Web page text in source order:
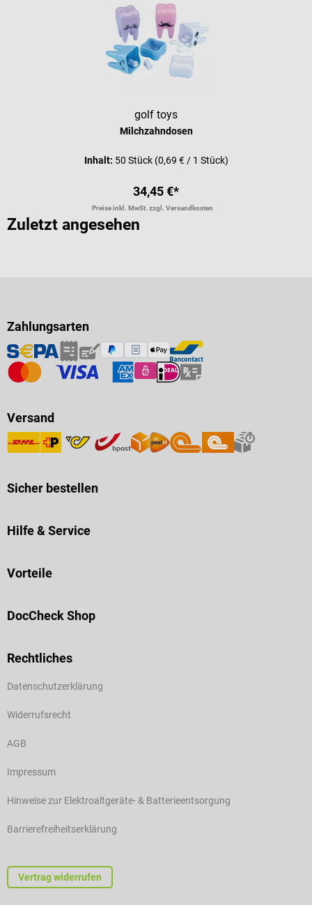
golf toys
Milchzahndosen
Inhalt: 50 Stück (0,69 € / 1 Stück)
34,45 €*
Preise inkl. MwSt. zzgl. Versandkosten
Zuletzt angesehen
Zahlungsarten
Versand
Sicher bestellen
Hilfe & Service
Vorteile
DocCheck Shop
Rechtliches
Datenschutzerklärung
Widerrufsrecht
AGB
Impressum
Hinweise zur Elektroaltgeräte- & Batterieentsorgung
Barrierefreiheitserklärung
Vertrag widerrufen